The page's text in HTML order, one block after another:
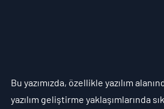
Bu yazımızda, özellikle yazılım
yazılım geliştirme yaklaşımlarında